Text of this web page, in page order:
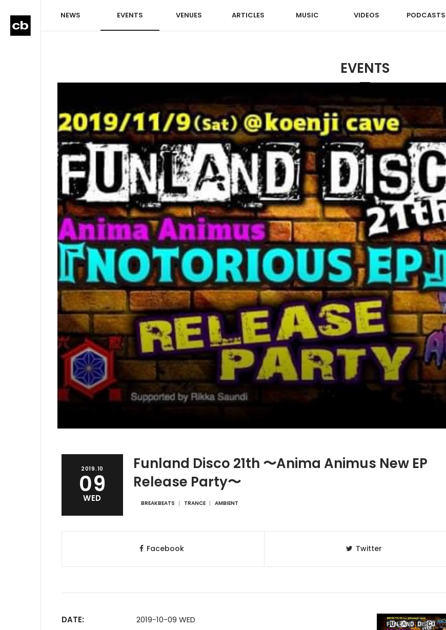
NEWS EVENTS VENUES ARTICLES MUSIC VIDEOS PODCASTS
EVENTS
2019.10
09
WED
Funland Disco 21th 〜Anima Animus New EP
Release Party〜
BREAKBEATS TRANCE AMBIENT
Facebook Twitter
DATE:
2019-10-09 WED